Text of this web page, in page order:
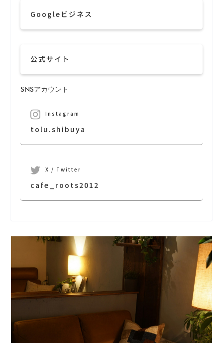
Googleビジネス
公式サイト
SNSアカウント
Instagram
tolu.shibuya
X / Twitter
cafe_roots2012